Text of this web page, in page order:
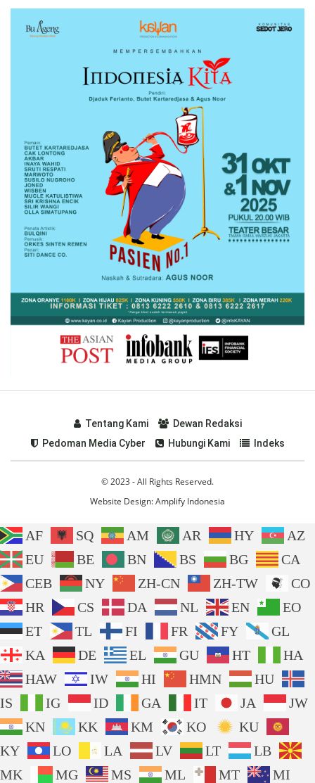
Tentang Kami
Dewan Redaksi
Pedoman Media Cyber
Hubungi Kami Indeks
© 2023 - All Rights Reserved.
Website Design:Amplify Indonesia
AF SQ AM AR HY
AZ
EU
BE BN BS BG
CA
CEB
NY ZH-CN ZH-TW
CO
HR
CS DA NL EN
EO
ET
TL FI FR FY
GL
KA
DE EL GU HT
HA
HAW
IW HI HMN
HU
IS
IG ID GA IT JA
JW
KN
KK KM KO
KU
KY
LO LA LV LT
LB
MK
MG MS ML MT MI